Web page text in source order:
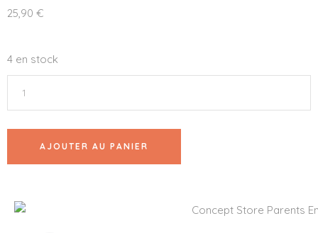
25,90 €
4 en stock
AJOUTER AU PANIER